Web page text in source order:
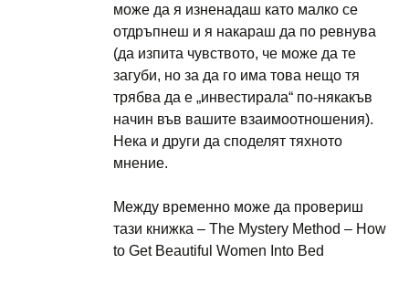
може да я изненадаш като малко се
отдръпнеш и я накараш да по ревнува
(да изпита чувството, че може да те
загуби, но за да го има това нещо тя
трябва да е „инвестирала“ по-някакъв
начин във вашите взаимоотношения).
Нека и други да споделят тяхното
мнение.
Между временно може да провериш
тази книжка – The Mystery Method – How
to Get Beautiful Women Into Bed